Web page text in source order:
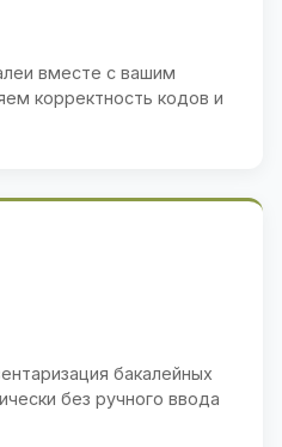
вместе с вашим
корректность кодов и
бакалейных
без ручного ввода